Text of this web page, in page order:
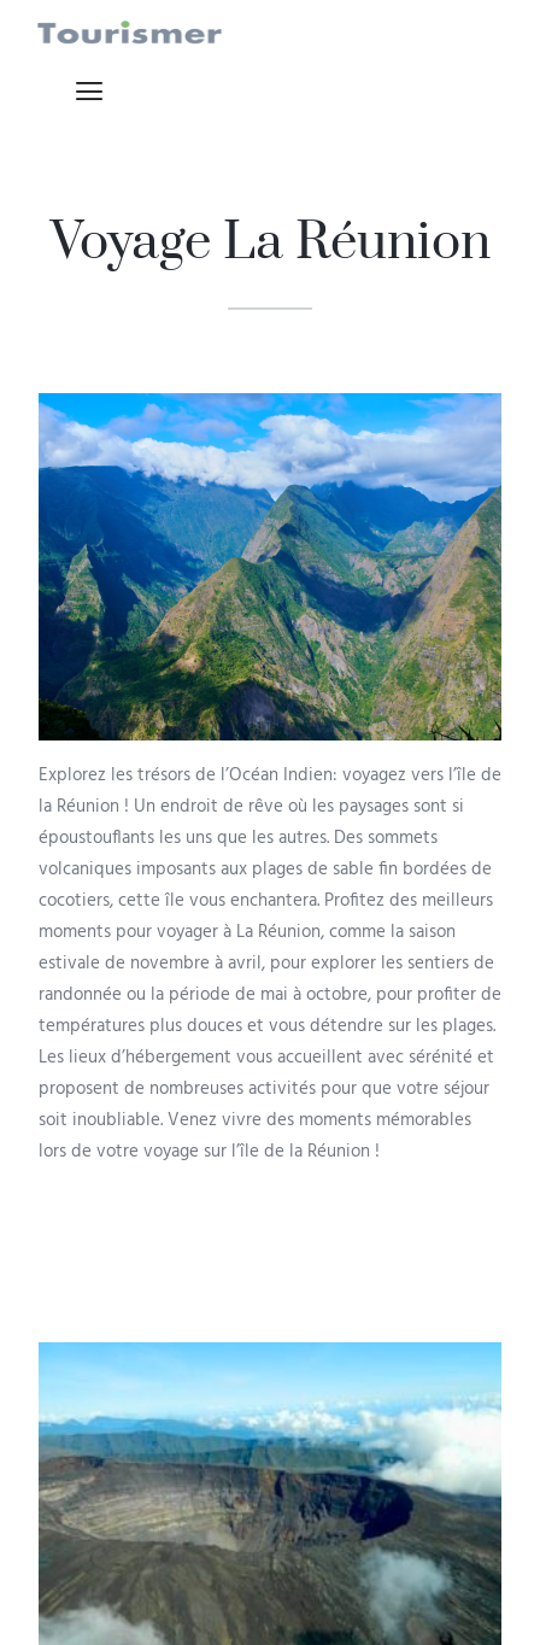
Voyage La Réunion
Explorez les trésors de l’Océan Indien: voyagez vers l’île de
la Réunion ! Un endroit de rêve où les paysages sont si
époustouflants les uns que les autres. Des sommets
volcaniques imposants aux plages de sable fin bordées de
cocotiers, cette île vous enchantera. Profitez des meilleurs
moments pour voyager à La Réunion, comme la saison
estivale de novembre à avril, pour explorer les sentiers de
randonnée ou la période de mai à octobre, pour profiter de
températures plus douces et vous détendre sur les plages.
Les lieux d’hébergement vous accueillent avec sérénité et
proposent de nombreuses activités pour que votre séjour
soit inoubliable. Venez vivre des moments mémorables
lors de votre voyage sur l’île de la Réunion !